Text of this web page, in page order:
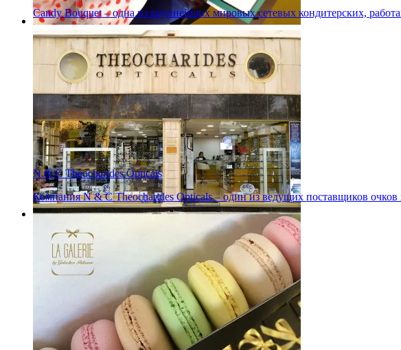
Candy Bouquet – одна из крупнейших мировых сетевых кондитерских,
N & C Theocharides Opticals
Компания N & C Theocharides Opticals – один из ведущих поставщиков